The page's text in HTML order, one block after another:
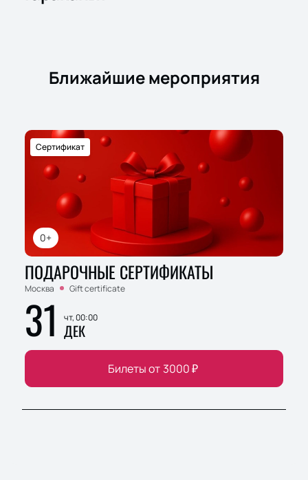
Ближайшие мероприятия
0+
Сертификат
ПОДАРОЧНЫЕ СЕРТИФИКАТЫ
Москва Gift certificate
31 чт, 00:00
ДЕК
Билеты от 3000₽